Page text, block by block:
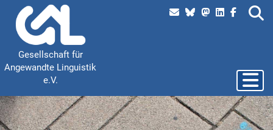
content
Gesellschaft für
Angewandte Linguistik
e.V.
Toggle